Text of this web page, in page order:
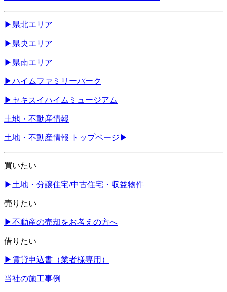
▶ 県北エリア
▶ 県央エリア
▶ 県南エリア
▶ハイムファミリーパーク
▶ セキスイハイムミュージアム
土地・不動産情報
土地・不動産情報 トップページ ▶
買いたい
▶ 土地・分譲住宅/中古住宅・収益物件
売りたい
▶不動産の売却をお考えの方へ
借りたい
▶賃貸申込書（業者様専用）
当社の施工事例